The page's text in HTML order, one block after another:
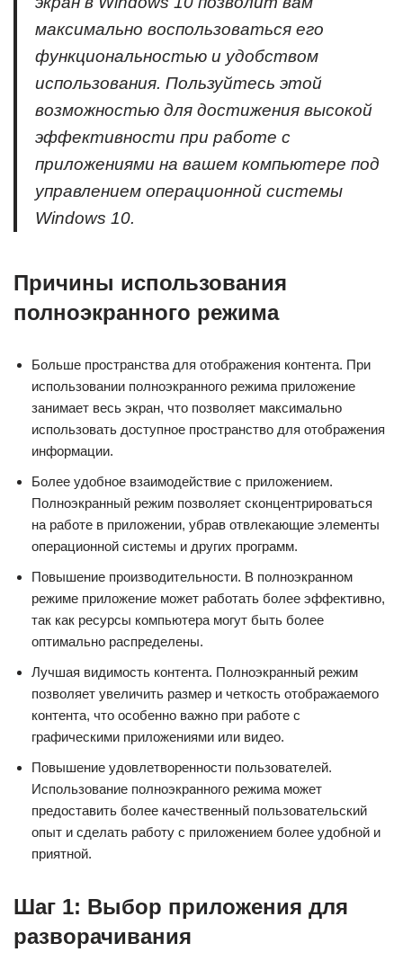
максимально воспользоваться его
функциональностью и удобством
использования. Пользуйтесь этой
возможностью для достижения высокой
эффективности при работе с
приложениями на вашем компьютере под
управлением операционной системы
Windows 10.
Причины использования
полноэкранного режима
Больше пространства для отображения контента. При
использовании полноэкранного режима приложение
занимает весь экран, что позволяет максимально
использовать доступное пространство для отображения
информации.
Более удобное взаимодействие с приложением.
Полноэкранный режим позволяет сконцентрироваться
на работе в приложении, убрав отвлекающие элементы
операционной системы и других программ.
Повышение производительности. В полноэкранном
режиме приложение может работать более эффективно,
так как ресурсы компьютера могут быть более
оптимально распределены.
Лучшая видимость контента. Полноэкранный режим
позволяет увеличить размер и четкость отображаемого
контента, что особенно важно при работе с
графическими приложениями или видео.
Повышение удовлетворенности пользователей.
Использование полноэкранного режима может
предоставить более качественный пользовательский
опыт и сделать работу с приложением более удобной и
приятной.
Шаг 1: Выбор приложения для
разворачивания